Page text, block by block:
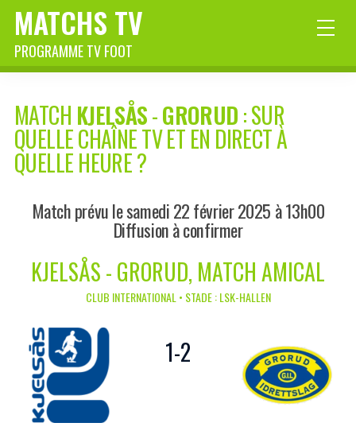
MATCHS TV
PROGRAMME TV FOOT
MATCH KJELSÅS-GRORUD: SUR
QUELLE CHAÎNE TV ET EN DIRECT À
QUELLE HEURE ?
Match prévu le samedi 22 février 2025 à 13h00
Diffusion à confirmer
KJELSÅS - GRORUD, MATCH AMICAL
CLUB INTERNATIONAL • STADE : LSK-HALLEN
1-2